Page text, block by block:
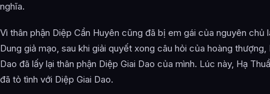
nghĩa.
Vì thân phận Diệp Cẩn Huyên cũng đã bị em gái của nguyên chủ
Dung giả mạo, sau khi giải quyết xong câu hỏi của hoàng thượng,
Dao đã lấy lại thân phận Diệp Giai Dao của mình. Lúc này, Hạ
đã tỏ tình với Diệp Giai Dao.